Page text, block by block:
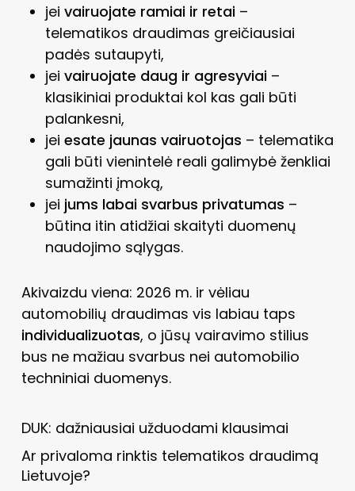
jei vairuojate ramiai ir retai–
telematikos draudimas greičiausiai
padės sutaupyti,
jei vairuojate daug ir agresyviai–
klasikiniai produktai kol kas gali būti
palankesni,
jei esate jaunas vairuotojas – telematika
gali būti vienintelė reali galimybė ženkliai
sumažinti įmoką,
jei jums labai svarbus privatumas –
būtina itin atidžiai skaityti duomenų
naudojimo sąlygas.
Akivaizdu viena: 2026 m. ir vėliau
automobilių draudimas vis labiau taps
individualizuotas, o jūsų vairavimo stilius
bus ne mažiau svarbus nei automobilio
techniniai duomenys.
DUK: dažniausiai užduodami klausimai
Ar privaloma rinktis telematikos draudimą
Lietuvoje?